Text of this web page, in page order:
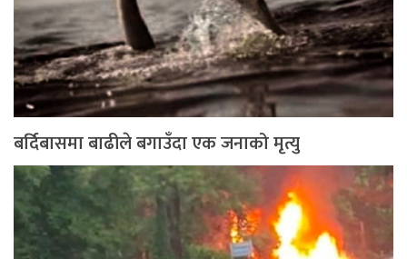
बर्दिबासमा बाढीले बगाउँदा एक जनाको मृत्यु